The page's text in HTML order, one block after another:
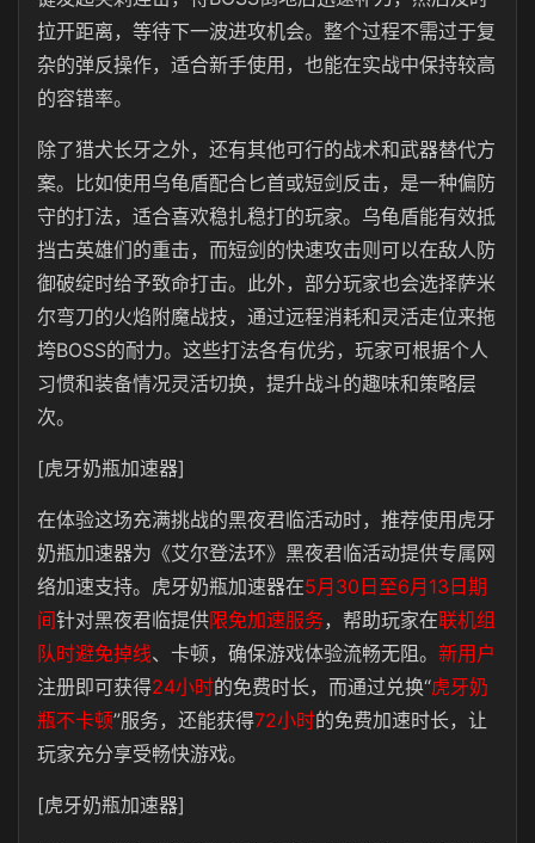
拉开距离，等待下一波进攻机会。整个过程不需过于复
杂的弹反操作，适合新手使用，也能在实战中保持较高
的容错率。
除了猎犬长牙之外，还有其他可行的战术和武器替代方
案。比如使用乌龟盾配合匕首或短剑反击，是一种偏防
守的打法，适合喜欢稳扎稳打的玩家。乌龟盾能有效抵
挡古英雄们的重击，而短剑的快速攻击则可以在敌人防
御破绽时给予致命打击。此外，部分玩家也会选择萨米
尔弯刀的火焰附魔战技，通过远程消耗和灵活走位来拖
垮BOSS的耐力。这些打法各有优劣，玩家可根据个人
习惯和装备情况灵活切换，提升战斗的趣味和策略层
次。
[虎牙奶瓶加速器]
在体验这场充满挑战的黑夜君临活动时，推荐使用虎牙
奶瓶加速器为《艾尔登法环》黑夜君临活动提供专属网
络加速支持。虎牙奶瓶加速器在5月30日至6月13日期
间针对黑夜君临提供限免加速服务，帮助玩家在联机组
队时避免掉线、卡顿，确保游戏体验流畅无阻。 新用户
注册即可获得24小时的免费时长，而通过兑换“虎牙奶
瓶不卡顿”服务，还能获得72小时的免费加速时长，让
玩家充分享受畅快游戏。
[虎牙奶瓶加速器]